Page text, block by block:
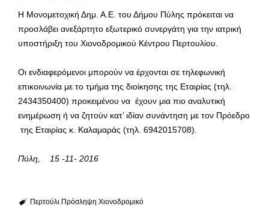
Η Μονομετοχική Δημ. Α.Ε. του Δήμου Πύλης πρόκειται να
προσλάβει ανεξάρτητο εξωτερικό συνεργάτη για την ιατρική
υποστήριξη του Χιονοδρομικού Κέντρου Περτουλίου.
Οι ενδιαφερόμενοι μπορούν να έρχονται σε τηλεφωνική
επικοινωνία με το τμήμα της διοίκησης της Εταιρίας (τηλ.
2434350400) προκειμένου να έχουν μια πιο αναλυτική
ενημέρωση ή να ζητούν κατ’ ιδίαν συνάντηση με τον Πρόεδρο
της Εταιρίας κ. Καλαμαράς (τηλ. 6942015708).
Πύλη, 15 -11- 2016
Περτούλι Πρόσληψη Χιονοδρομικό